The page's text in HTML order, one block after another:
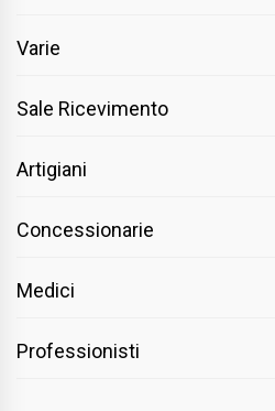
Varie
Sale Ricevimento
Artigiani
Concessionarie
Medici
Professionisti